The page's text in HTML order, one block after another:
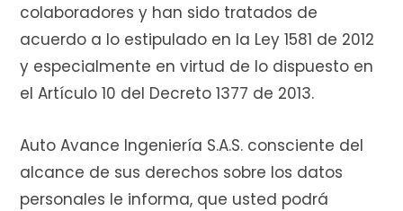
colaboradores y han sido tratados de
acuerdo a lo estipulado en la Ley 1581 de 2012
y especialmente en virtud de lo dispuesto en
el Artículo 10 del Decreto 1377 de 2013.
Auto Avance Ingeniería S.A.S. consciente del
alcance de sus derechos sobre los datos
personales le informa, que usted podrá